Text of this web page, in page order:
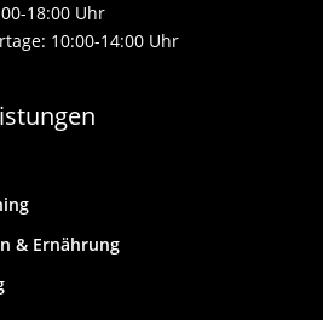
18:00 Uhr
10:00-14:00 Uhr
& Ernährung